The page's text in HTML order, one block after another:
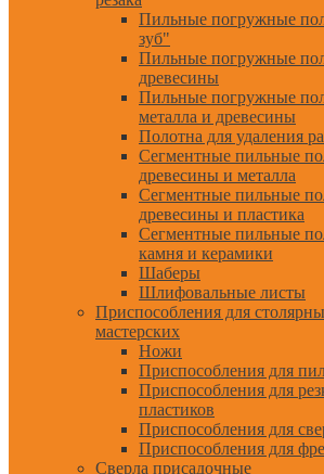
Пильные погружные
зуб"
Пильные погружные
древесины
Пильные погружные
металла и древесины
Полотна для удаления
Сегментные пильные
древесины и металла
Сегментные пильные
древесины и пластика
Сегментные пильные
камня и керамики
Шаберы
Шлифовальные листы
Приспособления для
мастерских
Ножи
Приспособления для
Приспособления для
пластиков
Приспособления для
Приспособления для
Сверла присадочные